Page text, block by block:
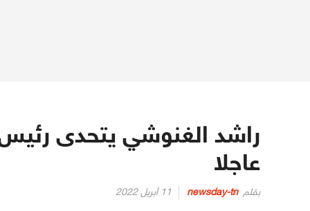
راشد الغنوشي يتحدى رئيس
عاجلا
بقلم newsday-tn
Posted
11 أبريل 2022